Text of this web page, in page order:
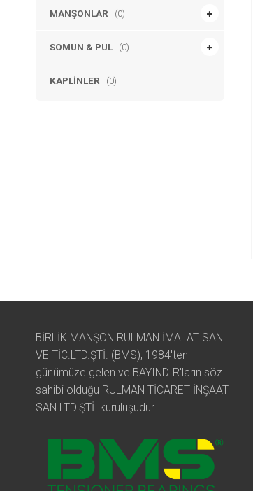
MANŞONLAR (0)
SOMUN & PUL (0)
KAPLINLER (0)
BİRLİK MANŞON RULMAN İMALAT SAN.
VE TİC.LTD.ŞTİ. (BMS), 1984'ten
günümüze gelen ve BAYINDIR'ların söz
sahibi olduğu RULMAN TİCARET İNŞAAT
SAN.LTD.ŞTİ. kuruluşudur.